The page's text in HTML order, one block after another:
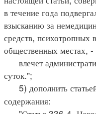
в течение года
взысканию за
средств, психотропных
общественных местах, -
влечет
суток.";
5) дополнить
содержания: